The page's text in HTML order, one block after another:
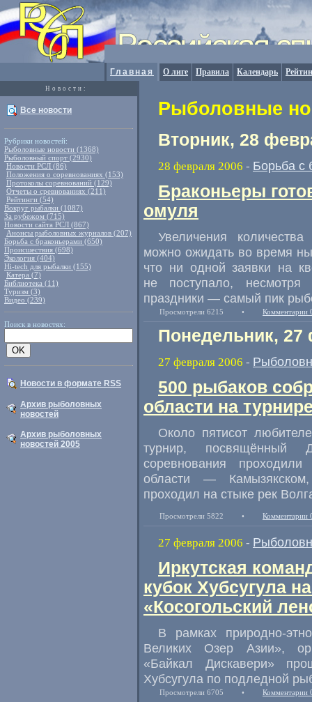
Главная О лиге Правила Календарь
Новости:
Все новости
Рубрики новостей:
Рыболовные новости (1368)
Рыболовный спорт (2930)
Новости РСЛ (86)
Положения о соревнованиях (153)
Протоколы соревнований (129)
Отчеты о сревнованиях (211)
Рейтинги (54)
Вокруг рыбалки (1087)
За рубежом (715)
Новости сайта РСЛ (867)
Анонсы рыболовных журналов (207)
Борьба с браконьерами (650)
Происшествия (698)
Экология (404)
Hi-tech для рыбалки (155)
Катера (7)
Библиотека (11)
Туризм (3)
Видео (239)
Поиск в новостях:
Новости в формате RSS
Архив рыболовных
новостей
Архив рыболовных
новостей 2005
Рыболовные
Вторник, 28
28 февраля 2006 - Борьба с
Браконьеры
омуля
Увеличения
можно ожидать во время
что ни одной заявки на
не поступало,
праздники — самый пик
Просмотрели 6215 • Комментарии
Понедельник, 27
27 февраля 2006 -
500 рыбаков
области на
Около пятисот
турнир, посвящённый
соревнования
области —
проходил на стыке рек
Просмотрели 5822 • Комментарии
27 февраля 2006 -
Иркутская
кубок Хубсугула
«Косогольский
В рамках природно-
Великих Озер Азии»,
«Байкал Дискавери»
Хубсугула по подледной
Просмотрели 6705 • Комментарии